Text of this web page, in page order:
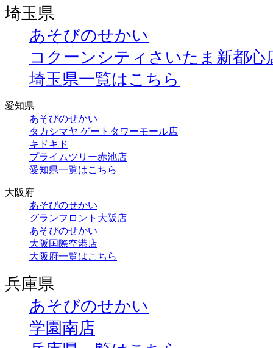
埼玉県
あそびのせかい
コクーンシティさいたま新都心
埼玉県一覧はこちら
愛知県
あそびのせかい
タカシマヤ ゲートタワーモール店
キドキド
プライムツリー赤池店
愛知県一覧はこちら
大阪府
あそびのせかい
グランフロント大阪店
あそびのせかい
大阪国際空港店
大阪府一覧はこちら
兵庫県
あそびのせかい
学園南店